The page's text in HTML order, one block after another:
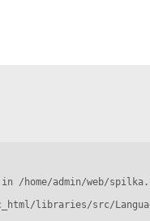
/home/admin/web/
libraries/src/